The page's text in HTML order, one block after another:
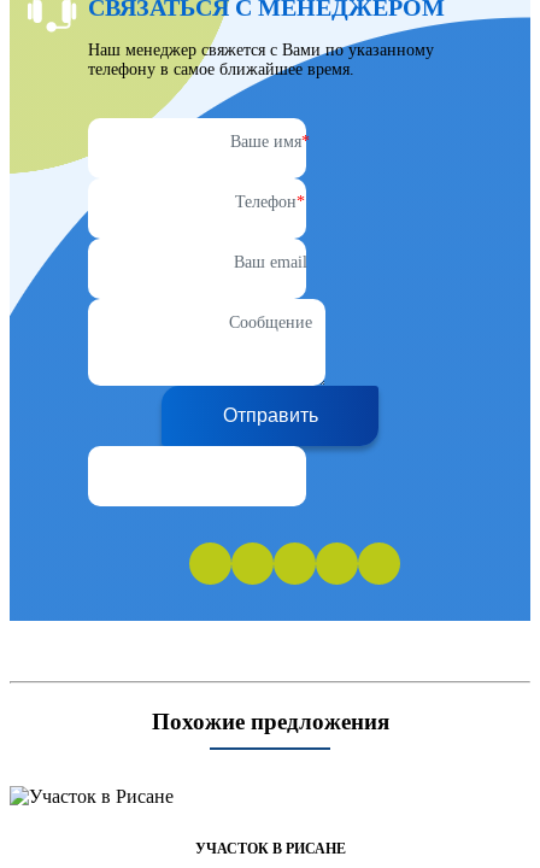
СВЯЗАТЬСЯ С МЕНЕДЖЕРОМ
Наш менеджер свяжется с Вами по указанному
телефону в самое ближайшее время.
Ваше имя*
Телефон*
Ваш email
Сообщение
Отправить
Похожие предложения
УЧАСТОК В РИСАНЕ